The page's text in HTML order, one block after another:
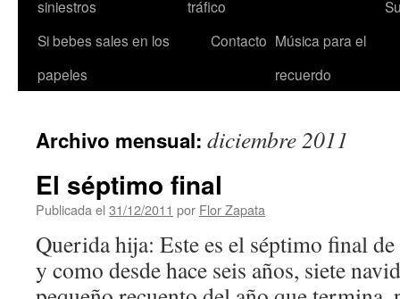
siniestros
tráfico
Si bebes sales en los
papeles
Contacto Música para el
recuerdo
Archivo mensual: diciembre 2011
El séptimo final
Publicada el 31/12/2011 por Flor Zapata
Querida hija: Este es el séptimo final
y como desde hace seis años, siete